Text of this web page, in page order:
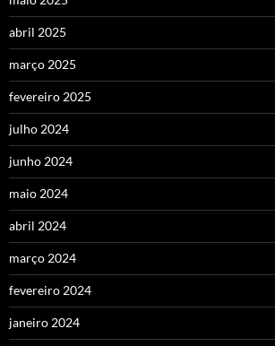
abril 2025
março 2025
fevereiro 2025
julho 2024
junho 2024
maio 2024
abril 2024
março 2024
fevereiro 2024
janeiro 2024